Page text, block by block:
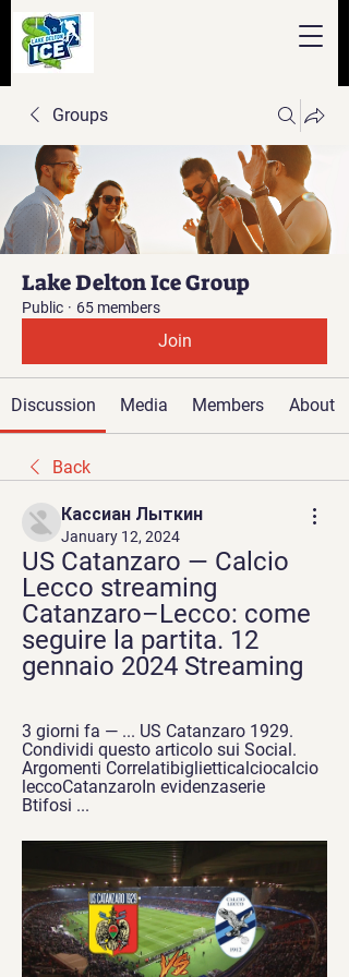
Groups
Lake Delton Ice Group
Public · 65 members
Join
Discussion Media Members About
Back
Кассиан Лыткин
January 12, 2024
US Catanzaro — Calcio
Lecco streaming
Catanzaro–Lecco: come
seguire la partita. 12
gennaio 2024 Streaming
3 giorni fa — ... US Catanzaro 1929.
Condividi questo articolo sui Social.
Argomenti Correlatibiglietticalciocalcio
leccoCatanzaroIn evidenzaserie
Btifosi ...